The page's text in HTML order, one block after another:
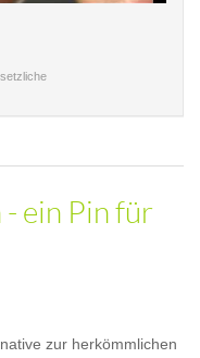
ein Pin für
zur herkömmlichen